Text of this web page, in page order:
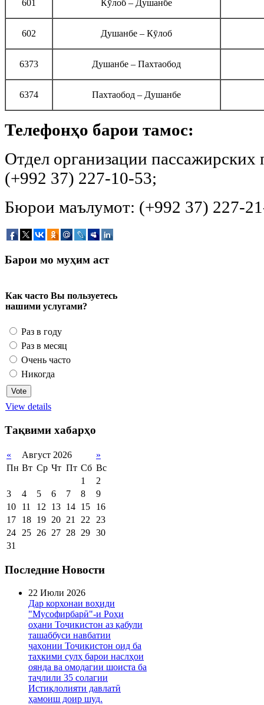
601 Кӯлоб – Душанбе
602 Душанбе – Кӯлоб
6373 Душанбе – Пахтаобод
6374 Пахтаобод – Душанбе
Телефонҳо барои тамос:
Отдел организации
(+992 37) 227-10-53;
Бюрои маълумот: (+992 37) 227-
Барои мо муҳим аст
Как часто Вы пользуетесь
нашими услугами?
Раз в году
Раз в месяц
Очень часто
Никогда
View details
Тақвими хабарҳо
« Август 2026
»
Пн Вт Ср Чт Пт Сб Вс
1
2
3
4 5 6 7 8
9
10
11 12 13 14 15
16
17
18 19 20 21 22
23
24
25 26 27 28 29 30
31
Последние Новости
22 Июли 2026
Дар корхонаи воҳиди
"Мусофирбарӣ"-и Роҳи
оҳани Тоҷикистон аз қабули
ташаббуси навбатии
ҷаҳонии Тоҷикистон оид ба
таҳкими сулҳ барои наслҳои
оянда ва омодагии шоиста ба
таҷлили 35 солагии
Истиқлолияти давлатӣ
ҳамоиш доир шуд.